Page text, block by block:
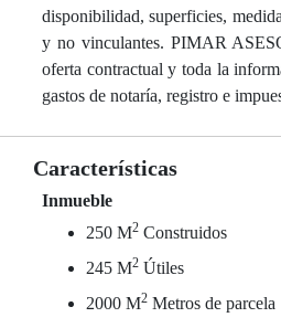
disponibilidad, superficies,
y no vinculantes. PIMAR
oferta contractual y toda la
gastos de notaría, registro e
Características
Inmueble
250 M2 Construidos
245 M2 Útiles
2000 M2 Metros de parcela